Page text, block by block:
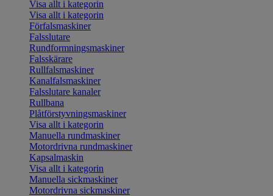
Visa allt i kategorin
Visa allt i kategorin
Förfalsmaskiner
Falsslutare
Rundformningsmaskiner
Falsskärare
Rullfalsmaskiner
Kanalfalsmaskiner
Falsslutare kanaler
Rullbana
Plåtförstyvningsmaskiner
Visa allt i kategorin
Manuella rundmaskiner
Motordrivna rundmaskiner
Kapsalmaskin
Visa allt i kategorin
Manuella sickmaskiner
Motordrivna sickmaskiner